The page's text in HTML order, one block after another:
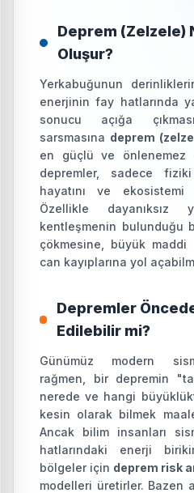
Deprem (Zelzele)
Oluşur?
Yerkabuğunun
enerjinin fay hatlarında
sonucu açığa
sarsmasına deprem
en güçlü ve önlenemez
depremler, sadece
hayatını ve
Özellikle dayanıksız
kentleşmenin bulunduğu
çökmesine, büyük maddi
can kayıplarına yol
Depremler
Edilebilir mi?
Günümüz modern
rağmen, bir depremin
nerede ve hangi
kesin olarak bilmek
Ancak bilim insanları
hatlarındaki enerji
bölgeler için deprem risk
modelleri üretirler. Bazen